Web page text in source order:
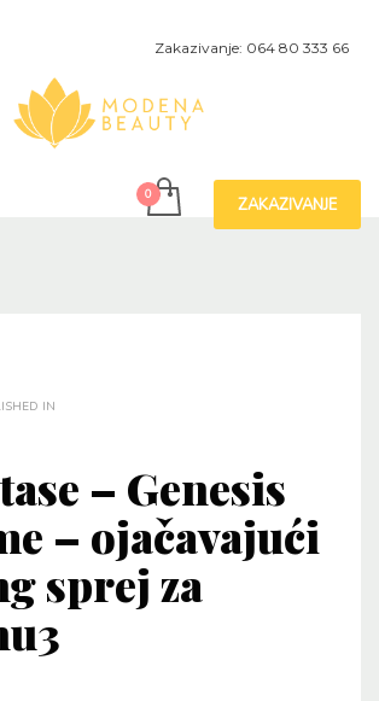
Zakazivanje: 064 80 333 66
ZAKAZIVANJE
IN
– Genesis
– ojačavajući
sprej za